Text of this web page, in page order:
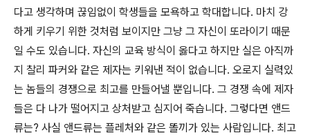
다고 생각하며 끊임없이 학생들을 모욕하고 학대합니다. 마치 강
하게 키우기 위한 것처럼 보이지만 그냥 그 자신이 또라이기 때문
일 수도 있습니다. 자신의 교육 방식이 옳다고 하지만 실은 아직까
지 찰리 파커와 같은 제자는 키워낸 적이 없습니다. 오로지 실력있
는 놈들의 경쟁으로 최고를 만들어낼 뿐입니다. 그 경쟁 속에 제자
들은 다 나가 떨어지고 상처받고 심지어 죽습니다. 그렇다면 앤드
류는? 사실 앤드류는 플레처와 같은 똘끼가 있는 사람입니다. 최고